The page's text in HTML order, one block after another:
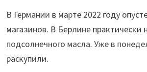
В Германии в марте 2022 году
магазинов. В Берлине практически
подсолнечного масла. Уже в
раскупили.